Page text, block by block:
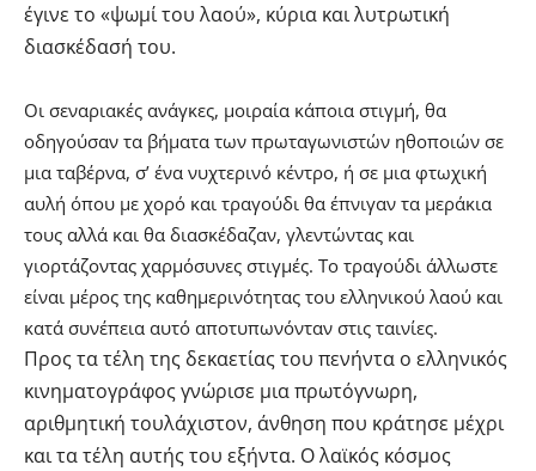
έγινε το «ψωμί του λαού», κύρια και λυτρωτική
διασκέδασή του.
Οι σεναριακές ανάγκες, μοιραία κάποια στιγμή, θα
οδηγούσαν τα βήματα των πρωταγωνιστών ηθοποιών σε
μια ταβέρνα, σ’ ένα νυχτερινό κέντρο, ή σε μια φτωχική
αυλή όπου με χορό και τραγούδι θα έπνιγαν τα μεράκια
τους αλλά και θα διασκέδαζαν, γλεντώντας και
γιορτάζοντας χαρμόσυνες στιγμές. Το τραγούδι άλλωστε
είναι μέρος της καθημερινότητας του ελληνικού λαού και
κατά συνέπεια αυτό αποτυπωνόνταν στις ταινίες.
Προς τα τέλη της δεκαετίας του πενήντα ο ελληνικός
κινηματογράφος γνώρισε μια πρωτόγνωρη,
αριθμητική τουλάχιστον, άνθηση που κράτησε μέχρι
και τα τέλη αυτής του εξήντα. Ο λαϊκός κόσμος